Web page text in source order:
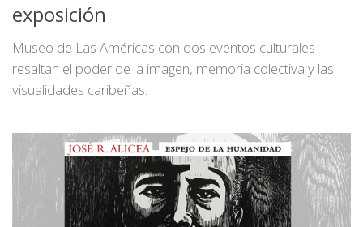
exposición
Museo de Las Américas con dos eventos culturales
resaltan el poder de la imagen, memoria colectiva y las
visualidades caribeñas.